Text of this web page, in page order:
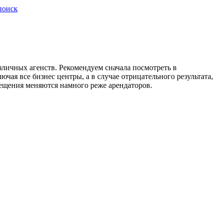
агенств. Рекомендуем сначала посмотреть в
все бизнес центры, а в случае отрицательного результата,
меняются намного реже арендаторов.